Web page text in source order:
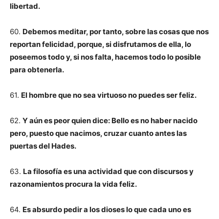
libertad.
60. Debemos meditar, por tanto, sobre las cosas que nos
reportan felicidad, porque, si disfrutamos de ella, lo
poseemos todo y, si nos falta, hacemos todo lo posible
para obtenerla.
61. El hombre que no sea virtuoso no puedes ser feliz.
62. Y aún es peor quien dice: Bello es no haber nacido
pero, puesto que nacimos, cruzar cuanto antes las
puertas del Hades.
63. La filosofía es una actividad que con discursos y
razonamientos procura la vida feliz.
64. Es absurdo pedir a los dioses lo que cada uno es